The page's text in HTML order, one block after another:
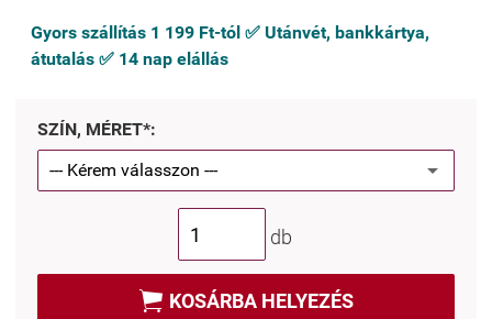
Gyors szállítás 1 199 Ft-tól ✅ Utánvét, bankkártya,
átutalás ✅ 14 nap elállás
SZÍN, MÉRET*:
db
 KOSÁRBA HELYEZÉS